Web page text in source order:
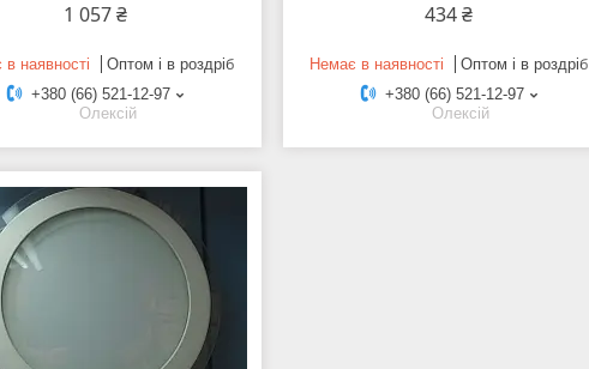
1 057 ₴
наявності
Оптом і в роздріб
+380 (66) 521-12-97
Олексій
434 ₴
Немає в наявності
Оптом і в роздріб
+380 (66) 521-12-97
Олексій